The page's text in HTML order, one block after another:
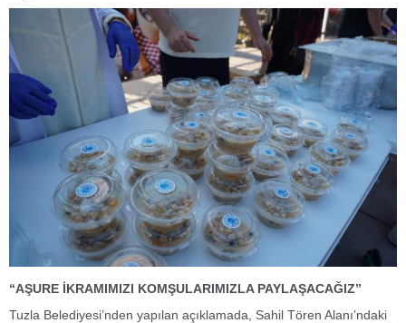
“AŞURE İKRAMIMIZI KOMŞULARIMIZLA PAYLAŞACAĞIZ”
Tuzla Belediyesi’nden yapılan açıklamada, Sahil Tören Alanı’ndaki